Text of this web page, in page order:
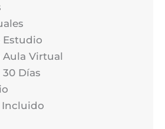
Estudio
Aula Virtual
Días
Incluido